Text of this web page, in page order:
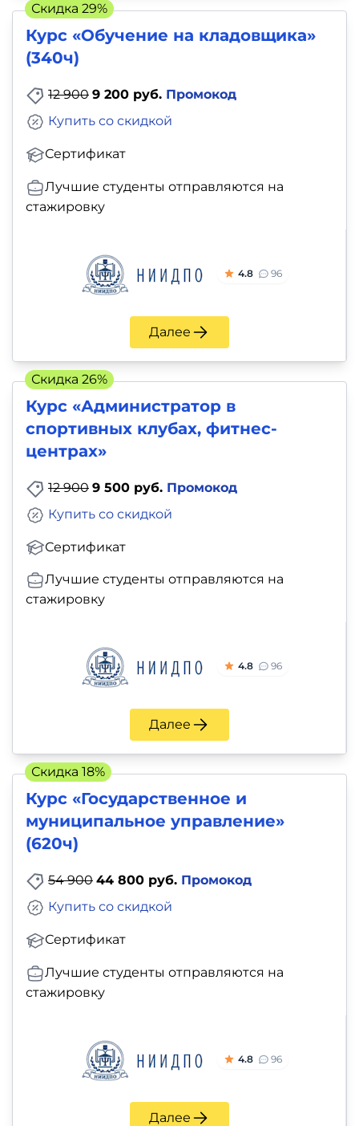
Курс «Обучение на кладовщика»
(340ч)
12 900 9 200 руб. Промокод
Сертификат
Купить со скидкой
Лучшие студенты отправляются на
стажировку
4.8 96
Далее
Скидка 29%
Курс «Администратор в
спортивных клубах, фитнес-
центрах»
12 900 9 500 руб. Промокод
Сертификат
Купить со скидкой
Лучшие студенты отправляются на
стажировку
4.8 96
Далее
Скидка 26%
Курс «Государственное и
муниципальное управление»
(620ч)
54 900 44 800 руб. Промокод
Сертификат
Купить со скидкой
Лучшие студенты отправляются на
стажировку
4.8 96
Далее
Скидка 18%